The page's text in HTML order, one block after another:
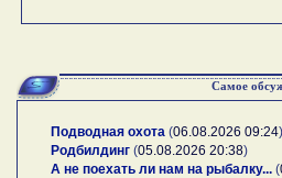
Самое
Подводная охота (06.08.2026 09:24)
Родбилдинг (05.08.2026 20:38)
А не поехать ли нам на рыбалку... (